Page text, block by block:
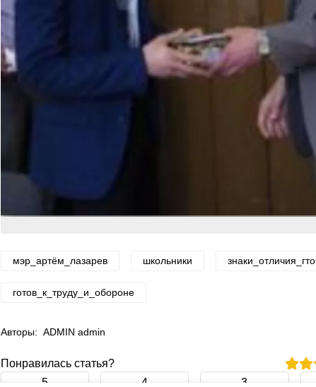
мэр_артём_лазарев школьники знаки_отличия_гто
готов_к_труду_и_обороне
Авторы: ADMIN admin
Понравилась статья?
5 4 3